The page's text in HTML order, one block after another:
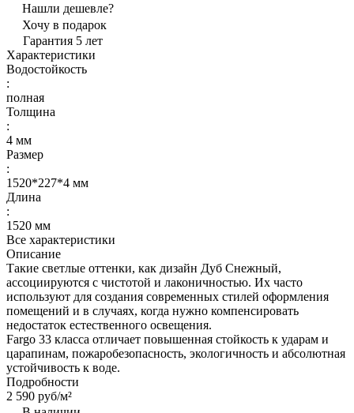
Нашли дешевле?
Хочу в подарок
Гарантия 5 лет
Характеристики
Водостойкость
:
полная
Толщина
:
4 мм
Размер
:
1520*227*4 мм
Длина
:
1520 мм
Все характеристики
Описание
Такие светлые оттенки, как дизайн Дуб Снежный,
ассоциируются с чистотой и лаконичностью. Их часто
используют для создания современных стилей оформления
помещений и в случаях, когда нужно компенсировать
недостаток естественного освещения.
Fargo 33 класса отличает повышенная стойкость к ударам и
царапинам, пожаробезопасность, экологичность и абсолютная
устойчивость к воде.
Подробности
2 590 руб/м²